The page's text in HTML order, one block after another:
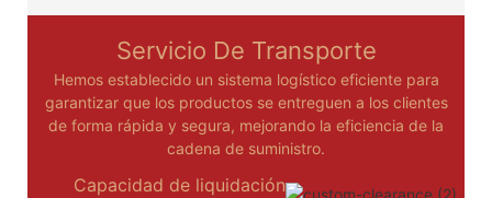
Servicio De Transporte
Hemos establecido un sistema logístico eficiente para
garantizar que los productos se entreguen a los clientes
de forma rápida y segura, mejorando la eficiencia de la
cadena de suministro.
Capacidad de liquidación